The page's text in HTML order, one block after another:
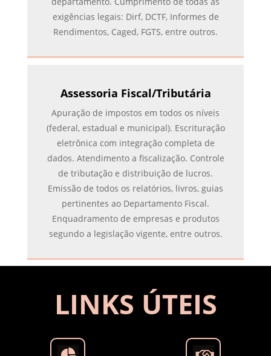
exigências legais: Dirf, DCTF, Informes de
Rendimentos, Caged, FGTS, entre outros.
Assessoria Fiscal/Tributária
Apuração de impostos em todos os níveis
(federal, estadual e municipal). Escrituração
eletrônica com integração completa de
dados. Atendimento a fiscalização. Controle
de tributação e distribuição de lucros.
Emissão de todos os relatórios, livros, guias
pertinentes ao Departamento Fiscal.
Enquadramento de empresas e produtos
segundo a legislação vigente, entre outros.
LINKS ÚTEIS